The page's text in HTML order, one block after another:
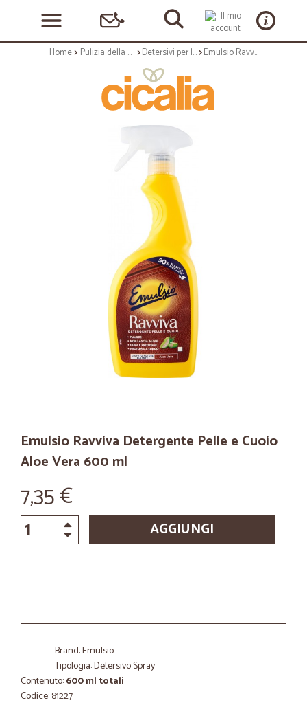
Home Pulizia della casa Detersivi per la casa Emulsio Ravviva Detergente Pelle e Cuoio Aloe Vera 600 ml
Emulsio Ravviva Detergente Pelle e Cuoio
Aloe Vera 600 ml
7,35 €
AGGIUNGI
Brand: Emulsio
Tipologia: Detersivo Spray
Contenuto:600 ml totali
Codice: 81227